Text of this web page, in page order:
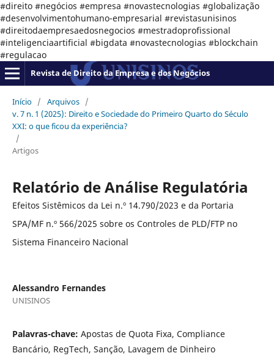
#direito #negócios #empresa #novastecnologias #globalização
#desenvolvimentohumano-empresarial #revistasunisinos
#direitodaempresaedosnegocios #mestradoprofissional
#inteligenciaartificial #bigdata #novastecnologias #blockchain
#regulacao
Revista de Direito da Empresa e dos Negócios
Início / Arquivos /
v. 7 n. 1 (2025): Direito e Sociedade do Primeiro Quarto do Século
XXI: o que ficou da experiência?
/
Artigos
Relatório de Análise Regulatória
Efeitos Sistêmicos da Lei n.º 14.790/2023 e da Portaria
SPA/MF n.º 566/2025 sobre os Controles de PLD/FTP no
Sistema Financeiro Nacional
Alessandro Fernandes
UNISINOS
Palavras-chave: Apostas de Quota Fixa, Compliance
Bancário, RegTech, Sanção, Lavagem de Dinheiro